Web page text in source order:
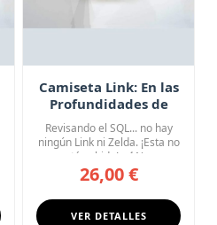
Camiseta Link: En las
Profundidades de
Hyrule
Revisando el SQL... no hay
ningún Link ni Zelda. ¡Esta no
está subida! 🗡️ No...
26,00 €
VER DETALLES